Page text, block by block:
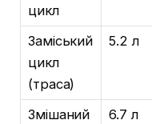
цикл
Заміський
цикл
(траса)
5.2 л
Змішаний
6.7 л